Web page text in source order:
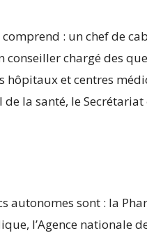
: un chef de
chargé des
hôpitaux et centres
de la santé, le
autonomes sont : la
l’Agence nationale